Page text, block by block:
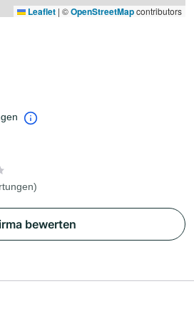
Leaflet | ©OpenStreetMapcontributors
bewerten